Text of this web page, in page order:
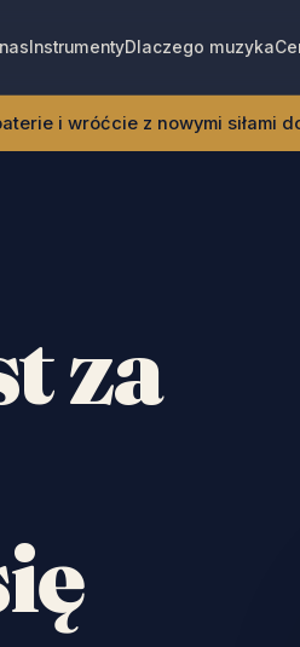
InstrumentyDlaczego muzyka
i wróćcie z nowymi siłami
za